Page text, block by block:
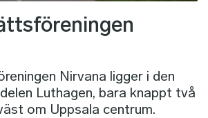
Nirvana ligger i den
Luthagen, bara knappt två
om Uppsala centrum.